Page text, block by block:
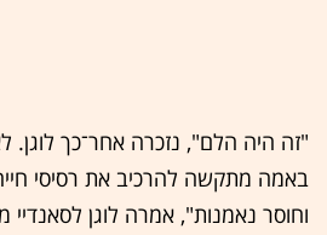
"זה היה הלם", נזכרה אחר־כך לוגן.
באמה מתקשה להרכיב את רסיסי
וחוסר נאמנות", אמרה לוגן לסאנדיי